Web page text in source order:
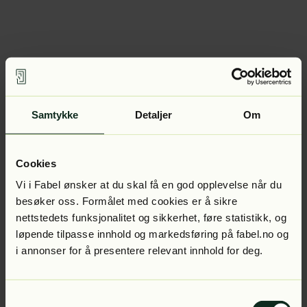
Samtykke Detaljer Om
Cookies
Vi i Fabel ønsker at du skal få en god opplevelse når du
besøker oss. Formålet med cookies er å sikre
nettstedets funksjonalitet og sikkerhet, føre statistikk, og
løpende tilpasse innhold og markedsføring på fabel.no og
i annonser for å presentere relevant innhold for deg.